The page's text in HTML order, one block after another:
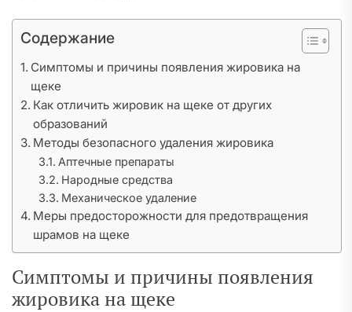
Содержание
Симптомы и причины появления жировика на
щеке
Как отличить жировик на щеке от других
образований
Методы безопасного удаления жировика
Аптечные препараты
Народные средства
Механическое удаление
Меры предосторожности для предотвращения
шрамов на щеке
Симптомы и причины появления
жировика на щеке